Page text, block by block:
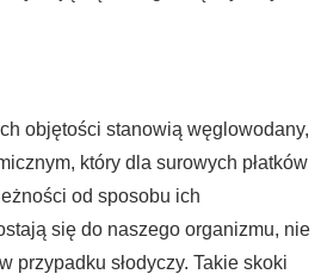
objętości stanowią węglowodany,
który dla surowych płatków
od sposobu ich
się do naszego organizmu, nie
przypadku słodyczy. Takie skoki